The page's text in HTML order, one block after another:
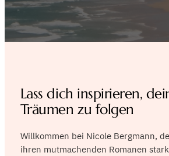
Lass dich inspirieren,
Träumen zu folgen
Willkommen bei Nicole Bergmann,
ihren mutmachenden Romanen